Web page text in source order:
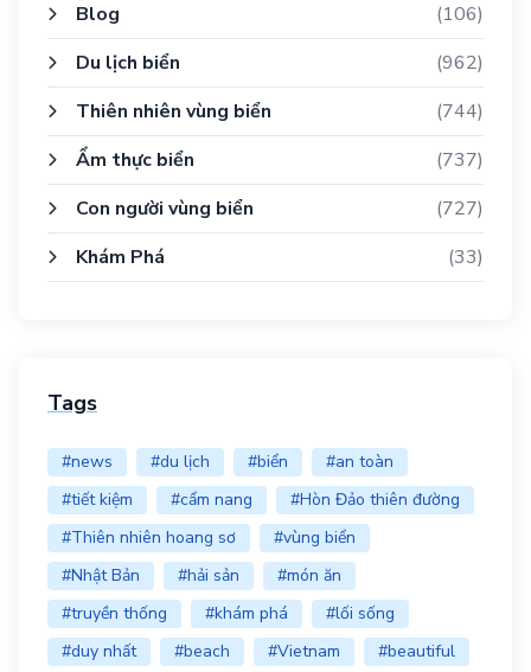
Blog
(106)
Du lịch biển
(962)
Thiên nhiên vùng biển
(744)
Ẩm thực biển
(737)
Con người vùng biển
(727)
Khám Phá
(33)
Tags
#news #du lịch #biển
#an toàn
#tiết kiệm
#cẩm nang
#Hòn Đảo thiên đường
#Thiên nhiên hoang sơ
#vùng biển
#Nhật Bản
#hải sản
#món ăn
#truyền thống
#khám phá
#lối sống
#duy nhất
#beach #Vietnam
#beautiful